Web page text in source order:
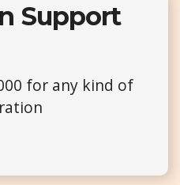
Support
for any kind of